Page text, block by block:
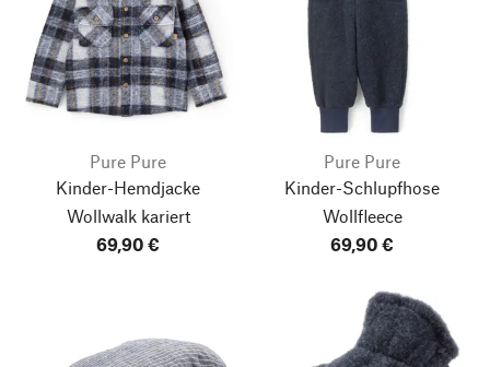
Pure Pure
Kinder-Hemdjacke
Wollwalk kariert
69,90 €
Pure Pure
Kinder-Schlupfhose
Wollfleece
69,90 €